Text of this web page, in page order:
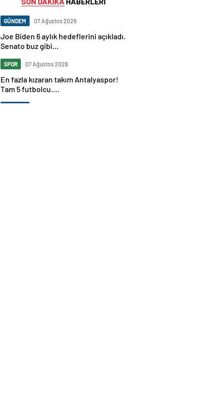
GÜNDEM 07 Ağustos 2026
Joe Biden 6 aylık hedeflerini açıkladı.
Senato buz gibi…
SPOR 07 Ağustos 2026
En fazla kızaran takım Antalyaspor!
Tam 5 futbolcu….